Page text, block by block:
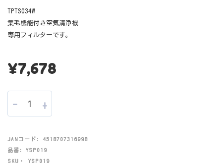
TPTS034W
集毛機能付き空気清浄機
専用フィルターです。
¥7,678
- +
JANコード:
4518707316998
品番:
YSP019
SKU・ YSP019